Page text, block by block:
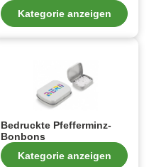
Kategorie anzeigen
Bedruckte Pfefferminz-
Bonbons
Kategorie anzeigen